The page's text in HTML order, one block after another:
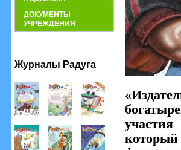
ДОКУМЕНТЫ
УЧРЕЖДЕНИЯ
Журналы Радуга